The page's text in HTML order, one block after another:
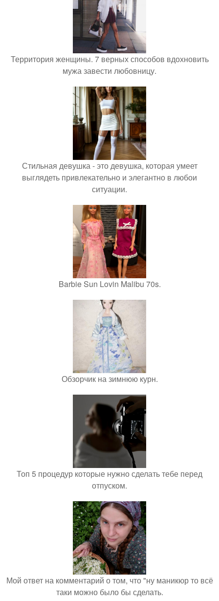
Территория женщины. 7 верных способов вдохновить
мужа завести любовницу.
Стильная девушка - это девушка, которая умеет
выглядеть привлекательно и элегантно в любои
ситуации.
Barbie Sun Lovin Malibu 70s.
Обзорчик на зимнюю курн.
Топ 5 процедур которые нужно сделать тебе перед
отпуском.
Мой ответ на комментарий о том, что "ну маникюр то всё
таки можно было бы сделать.